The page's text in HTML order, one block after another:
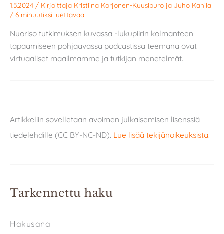
1.5.2024 / Kirjoittaja Kristiina Korjonen-Kuusipuro ja Juho Kahila
/ 6 minuutiksi luettavaa
Nuoriso tutkimuksen kuvassa -lukupiirin kolmanteen
tapaamiseen pohjaavassa podcastissa teemana ovat
virtuaaliset maailmamme ja tutkijan menetelmät.
Artikkeliin sovelletaan avoimen julkaisemisen lisenssiä
tiedelehdille (CC BY-NC-ND). Lue lisää tekijänoikeuksista.
Tarkennettu haku
Hakusana